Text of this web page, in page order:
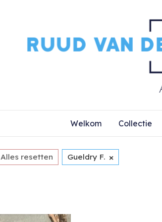
Welkom Collectie
Alles resetten Gueldry F. ×